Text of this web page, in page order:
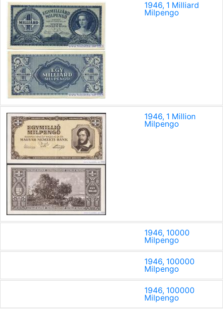
1946, 1 Milliard
Milpengo
1946, 1 Million
Milpengo
1946, 10000
Milpengo
1946, 100000
Milpengo
1946, 100000
Milpengo